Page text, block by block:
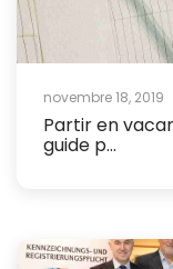
novembre 18, 2019
Partir en
guide p...